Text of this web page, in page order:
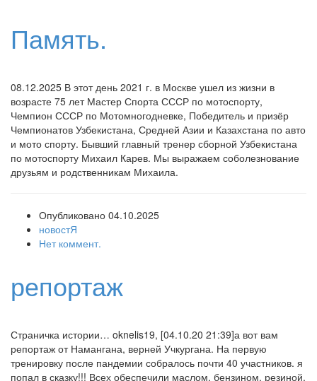
Память.
08.12.2025 В этот день 2021 г. в Москве ушел из жизни в
возрасте 75 лет Мастер Спорта СССР по мотоспорту,
Чемпион СССР по Мотомногодневке, Победитель и призёр
Чемпионатов Узбекистана, Средней Азии и Казахстана по авто
и мото спорту. Бывший главный тренер сборной Узбекистана
по мотоспорту Михаил Карев. Мы выражаем соболезнование
друзьям и родственникам Михаила.
Опубликовано 04.10.2025
новостЯ
Нет коммент.
репортаж
Страничка истории… oknelis19, [04.10.20 21:39]а вот вам
репортаж от Намангана, верней Учкургана. На первую
тренировку после пандемии собралось почти 40 участников. я
попал в сказку!!! Всех обеспечили маслом, бензином, резиной,